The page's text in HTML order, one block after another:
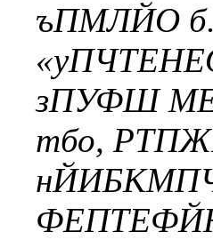
ъПМЛЙО
зПУФШ
тбо,